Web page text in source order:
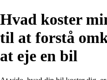
Hvad koster
til at forstå
at eje en bil